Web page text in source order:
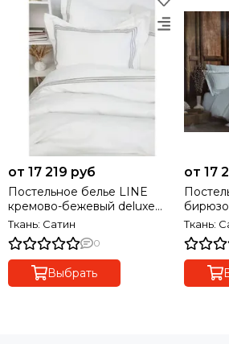
от 17 219 руб
Постельное белье LINE
кремово-бежевый deluxe
TIVOLYO HOME Турция
Ткань: Сатин
0
Выбрать
от 17
HOME
Ткань: